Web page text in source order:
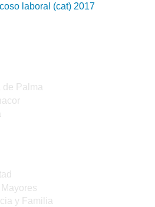
laboral (cat) 2017
Palma
y Familia